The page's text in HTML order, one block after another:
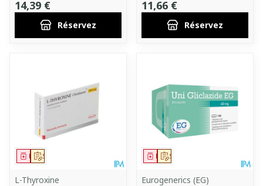
14,39 €
Réservez
11,66 €
Réservez
Sur prescription
Médicament
L-Thyroxine
Sur prescription
Médicament
Eurogenerics (EG)